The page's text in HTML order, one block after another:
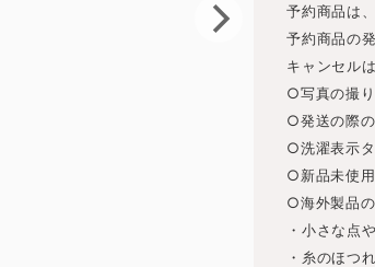
予約商品は
予約商品の
キャンセル
○写真の撮
○発送の際の
○洗濯表示
○新品未使用
○海外製品
・小さな点
・糸のほつ